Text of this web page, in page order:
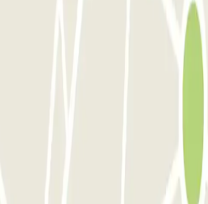
com melhor classificação
próximos de Q-Park 8